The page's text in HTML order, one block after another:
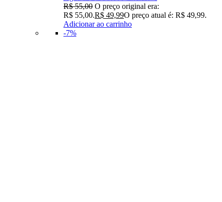
R$55,00 O preço original era:
R$ 55,00.R$ 49,99O preço atual é: R$ 49,99.
Adicionar ao carrinho
-7%